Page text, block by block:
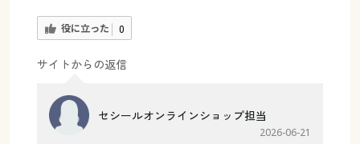
役に立った 0
サイトからの返信
セシールオンラインショップ担当
2026-06-21